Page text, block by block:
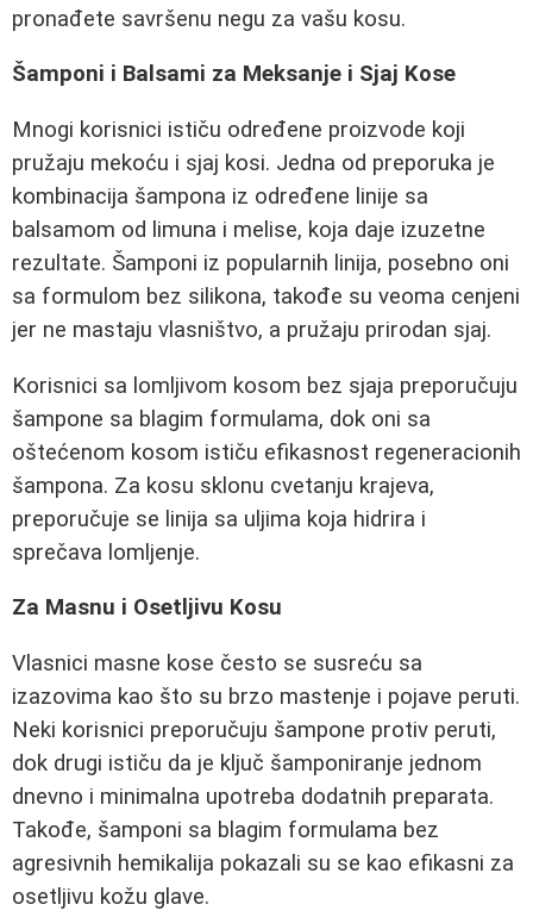
pronađete savršenu negu za vašu kosu.
Šamponi i Balsami za Meksanje i Sjaj Kose
Mnogi korisnici ističu određene proizvode koji
pružaju mekoću i sjaj kosi. Jedna od preporuka je
kombinacija šampona iz određene linije sa
balsamom od limuna i melise, koja daje izuzetne
rezultate. Šamponi iz popularnih linija, posebno oni
sa formulom bez silikona, takođe su veoma cenjeni
jer ne mastaju vlasništvo, a pružaju prirodan sjaj.
Korisnici sa lomljivom kosom bez sjaja preporučuju
šampone sa blagim formulama, dok oni sa
oštećenom kosom ističu efikasnost regeneracionih
šampona. Za kosu sklonu cvetanju krajeva,
preporučuje se linija sa uljima koja hidrira i
sprečava lomljenje.
Za Masnu i Osetljivu Kosu
Vlasnici masne kose često se susreću sa
izazovima kao što su brzo mastenje i pojave peruti.
Neki korisnici preporučuju šampone protiv peruti,
dok drugi ističu da je ključ šamponiranje jednom
dnevno i minimalna upotreba dodatnih preparata.
Takođe, šamponi sa blagim formulama bez
agresivnih hemikalija pokazali su se kao efikasni za
osetljivu kožu glave.